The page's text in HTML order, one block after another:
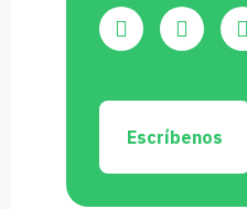
Escríbenos